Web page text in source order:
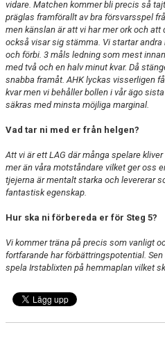
vidare. Matchen kommer bli precis så
präglas framförallt av bra försvarsspel
men känslan är att vi har mer ork och
också visar sig stämma. Vi startar
och förbi. 3 måls ledning som mest
med två och en halv minut kvar. Då
snabba framåt. AHK lyckas visserligen
kvar men vi behåller bollen i vår ägo
säkras med minsta möjliga marginal.
Vad tar ni med er från helgen?
Att vi är ett LAG där många spelare
mer än våra motståndare vilket ger oss
tjejerna är mentalt starka och levererar
fantastisk egenskap.
Hur ska ni förbereda er för Steg 5?
Vi kommer träna på precis som vanligt
fortfarande har förbättringspotential.
spela Irstablixten på hemmaplan vilket